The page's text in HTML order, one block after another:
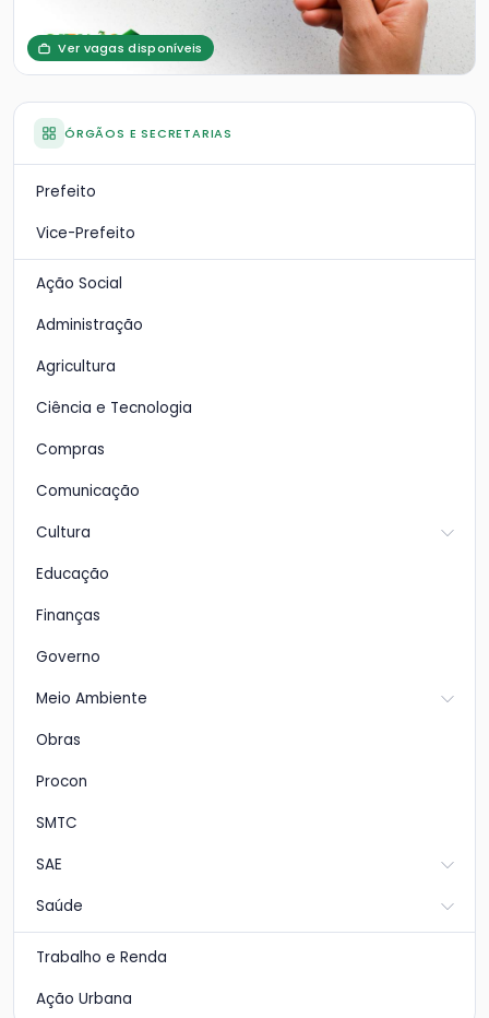
Ver vagas disponíveis
ÓRGÃOS E SECRETARIAS
Prefeito
Vice-Prefeito
Ação Social
Administração
Agricultura
Ciência e Tecnologia
Compras
Comunicação
Cultura
Educação
Finanças
Governo
Meio Ambiente
Obras
Procon
SMTC
SAE
Saúde
Trabalho e Renda
Ação Urbana